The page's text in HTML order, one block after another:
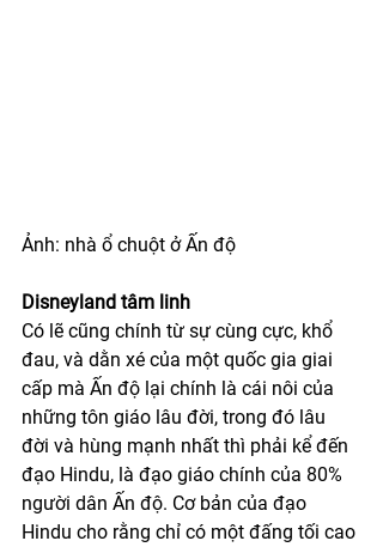
Ảnh: nhà ổ chuột ở Ấn độ
Disneyland tâm linh
Có lẽ cũng chính từ sự cùng cực, khổ
đau, và dằn xé của một quốc gia giai
cấp mà Ấn độ lại chính là cái nôi của
những tôn giáo lâu đời, trong đó lâu
đời và hùng mạnh nhất thì phải kể đến
đạo Hindu, là đạo giáo chính của 80%
người dân Ấn độ. Cơ bản của đạo
Hindu cho rằng chỉ có một đấng tối cao